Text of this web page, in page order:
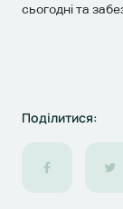
сьогодні та
Поділитися: